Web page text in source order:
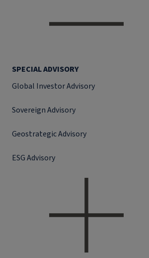
SPECIAL ADVISORY
Global Investor Advisory
Sovereign Advisory
Geostrategic Advisory
ESG Advisory